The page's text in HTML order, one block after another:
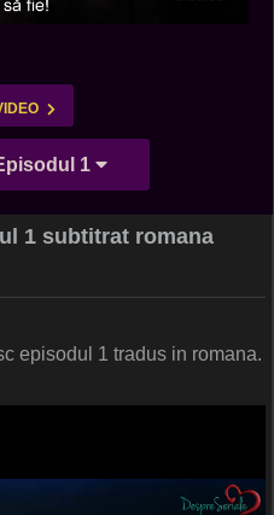
1
1 subtitrat romana
episodul 1 tradus in romana.